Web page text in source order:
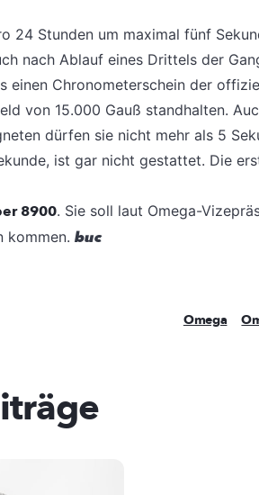
24 Stunden um maximal fünf
nach Ablauf eines Drittels der
einen Chronometerschein der
von 15.000 Gauß standhalten.
dürfen sie nicht mehr als 5
ist gar nicht gestattet. Die
8900. Sie soll laut Omega-
kommen. buc
Omega